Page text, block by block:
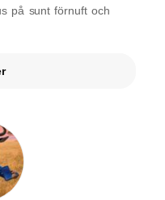
på sunt förnuft och